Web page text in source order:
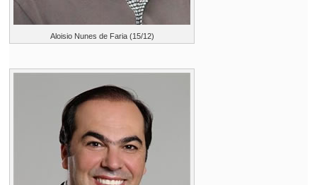
Aloisio Nunes de Faria (15/12)